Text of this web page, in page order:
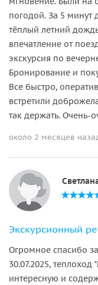
погодой. За 5 минут
тёплый летний
впечатление от
экскурсия по
Бронирование и
Все быстро,
встретили
так держать. Очень-
около 2 месяцев
Огромное спасибо
30.07.2025, теплоход
интересную и